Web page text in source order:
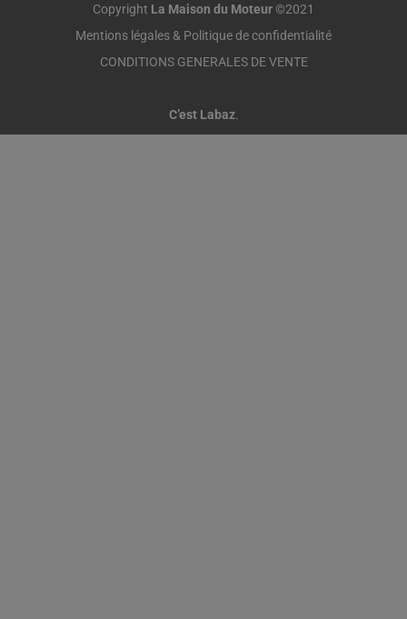
Copyright La Maison du Moteur©2021
Mentions légales & Politique de confidentialité
CONDITIONS GENERALES DE VENTE
C’est Labaz.